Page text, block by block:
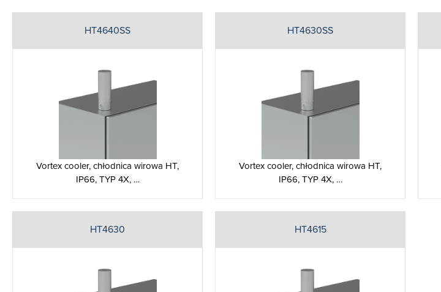
HT4640SS
Vortex cooler, chłodnica wirowa HT,
IP66, TYP 4X, …
HT4630SS
Vortex cooler, chłodnica wirowa HT,
IP66, TYP 4X, …
HT4630 HT4615